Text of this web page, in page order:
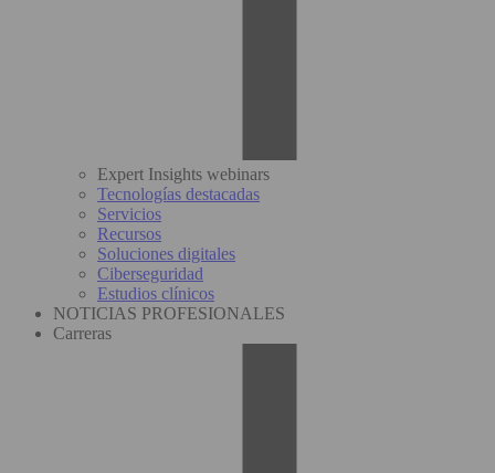
Expert Insights webinars
Tecnologías destacadas
Servicios
Recursos
Soluciones digitales
Ciberseguridad
Estudios clínicos
NOTICIAS PROFESIONALES
Carreras